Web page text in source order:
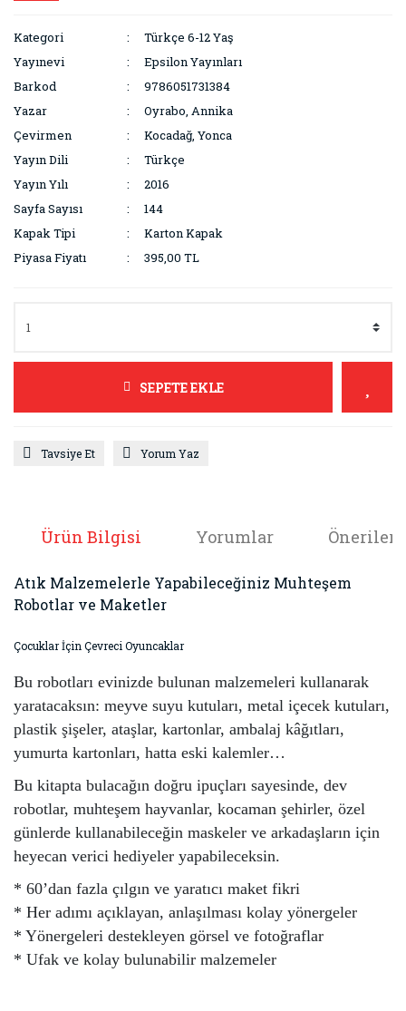
Kategori
Türkçe 6-12 Yaş
Yayınevi
Epsilon Yayınları
Barkod
9786051731384
Yazar
Oyrabo, Annika
Çevirmen
Kocadağ, Yonca
Yayın Dili
Türkçe
Yayın Yılı
2016
Sayfa Sayısı
144
Kapak Tipi
Karton Kapak
Piyasa Fiyatı
395,00 TL
SEPETE EKLE
Tavsiye Et Yorum Yaz
Ürün Bilgisi Yorumlar
Atık Malzemelerle Yapabileceğiniz Muhteşem
Robotlar ve Maketler
Çocuklar İçin Çevreci Oyuncaklar
Bu robotları evinizde bulunan malzemeleri kullanarak
yaratacaksın: meyve suyu kutuları, metal içecek kutuları,
plastik şişeler, ataşlar, kartonlar, ambalaj kâğıtları,
yumurta kartonları, hatta eski kalemler…
Bu kitapta bulacağın doğru ipuçları sayesinde, dev
robotlar, muhteşem hayvanlar, kocaman şehirler, özel
günlerde kullanabileceğin maskeler ve arkadaşların için
heyecan verici hediyeler yapabileceksin.
* 60’dan fazla çılgın ve yaratıcı maket fikri
* Her adımı açıklayan, anlaşılması kolay yönergeler
* Yönergeleri destekleyen görsel ve fotoğraflar
* Ufak ve kolay bulunabilir malzemeler